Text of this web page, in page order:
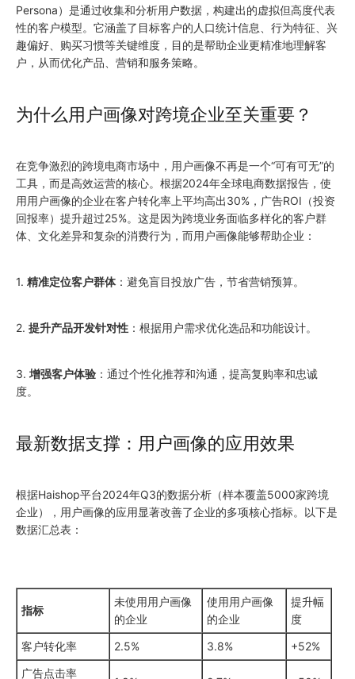
Persona）是通过收集和分析用户数据，构建出的虚拟但高度代表
性的客户模型。它涵盖了目标客户的人口统计信息、行为特征、兴
趣偏好、购买习惯等关键维度，目的是帮助企业更精准地理解客
户，从而优化产品、营销和服务策略。
为什么用户画像对跨境企业至关重要？
在竞争激烈的跨境电商市场中，用户画像不再是一个“可有可无”的
工具，而是高效运营的核心。根据2024年全球电商数据报告，使
用用户画像的企业在客户转化率上平均高出30%，广告ROI（投资
回报率）提升超过25%。这是因为跨境业务面临多样化的客户群
体、文化差异和复杂的消费行为，而用户画像能够帮助企业：
1. 精准定位客户群体：避免盲目投放广告，节省营销预算。
2. 提升产品开发针对性 ：根据用户需求优化选品和功能设计。
3. 增强客户体验 ：通过个性化推荐和沟通，提高复购率和忠诚
度。
最新数据支撑：用户画像的应用效果
根据Haishop平台2024年Q3的数据分析（样本覆盖5000家跨境
企业），用户画像的应用显著改善了企业的多项核心指标。以下是
数据汇总表：
指标
未使用用户画像
的企业
使用用户画像
的企业
提升幅
度
客户转化率
2.5% 3.8%
+52%
广告点击率